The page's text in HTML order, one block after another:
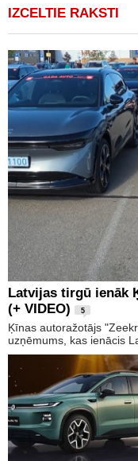
IZCELTIE RAKSTI
Latvijas tirgū ienāk
(+ VIDEO)
5
Ķīnas autoražotājs
uzņēmums, kas ienācis